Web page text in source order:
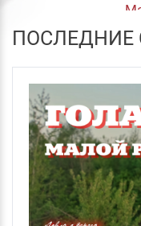
ПОСЛЕДНИЕ